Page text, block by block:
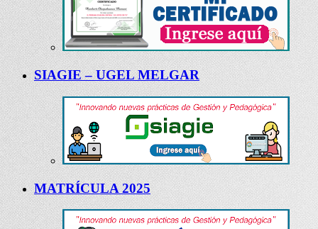
SIAGIE – UGEL MELGAR
MATRÍCULA 2025